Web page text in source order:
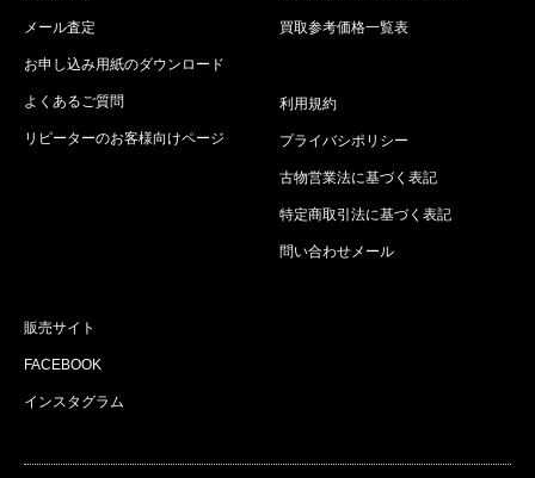
メール査定
お申し込み用紙のダウンロード
よくあるご質問
リピーターのお客様向けページ
買取参考価格一覧表
利用規約
プライバシポリシー
古物営業法に基づく表記
特定商取引法に基づく表記
問い合わせメール
販売サイト
FACEBOOK
インスタグラム